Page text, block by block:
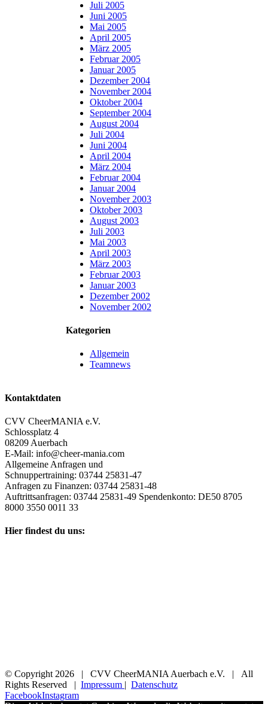
Juli 2005
Juni 2005
Mai 2005
April 2005
März 2005
Februar 2005
Januar 2005
Dezember 2004
November 2004
Oktober 2004
September 2004
August 2004
Juli 2004
Juni 2004
April 2004
März 2004
Februar 2004
Januar 2004
November 2003
Oktober 2003
August 2003
Juli 2003
Mai 2003
April 2003
März 2003
Februar 2003
Januar 2003
Dezember 2002
November 2002
Kategorien
Allgemein
Teamnews
Kontaktdaten
CVV CheerMANIA e.V.
Schlossplatz 4
08209 Auerbach
E-Mail: info@cheer-mania.com
Allgemeine Anfragen und
Schnuppertraining: 03744 25831-47
Anfragen zu Finanzen: 03744 25831-48
Auftrittsanfragen: 03744 25831-49 Spendenkonto: DE50 8705
8000 3550 0011 33
Hier findest du uns:
© Copyright 2026 | CVV CheerMANIA Auerbach e.V. | All
Rights Reserved | Impressum | Datenschutz
FacebookInstagram